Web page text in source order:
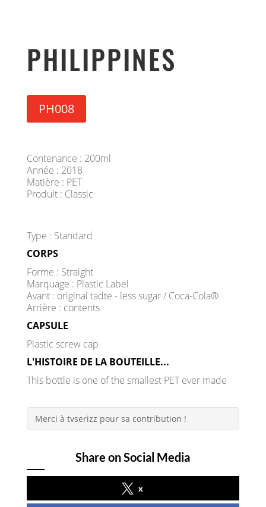
PHILIPPINES
PH008
Contenance : 200ml
Année : 2018
Matière : PET
Produit : Classic
Type : Standard
CORPS
Forme : Straight
Marquage : Plastic Label
Avant : original tadte - less sugar / Coca-Cola®
Arrière : contents
CAPSULE
Plastic screw cap
L'HISTOIRE DE LA BOUTEILLE...
This bottle is one of the smallest PET ever made
Merci à tvserizz pour sa contribution !
Share on Social Media
x